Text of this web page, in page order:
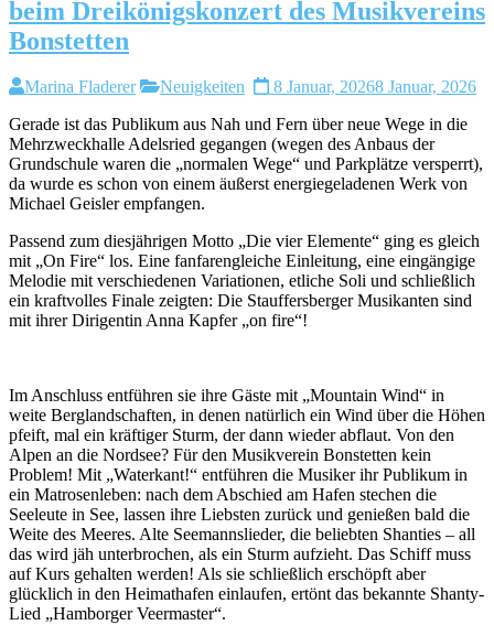
beim Dreikönigskonzert des Musikvereins
Bonstetten
Marina Fladerer Neuigkeiten 8 Januar, 20268 Januar, 2026
Gerade ist das Publikum aus Nah und Fern über neue Wege in die
Mehrzweckhalle Adelsried gegangen (wegen des Anbaus der
Grundschule waren die „normalen Wege“ und Parkplätze versperrt),
da wurde es schon von einem äußerst energiegeladenen Werk von
Michael Geisler empfangen.
Passend zum diesjährigen Motto „Die vier Elemente“ ging es gleich
mit „On Fire“ los. Eine fanfarengleiche Einleitung, eine eingängige
Melodie mit verschiedenen Variationen, etliche Soli und schließlich
ein kraftvolles Finale zeigten: Die Stauffersberger Musikanten sind
mit ihrer Dirigentin Anna Kapfer „on fire“!
Im Anschluss entführen sie ihre Gäste mit „Mountain Wind“ in
weite Berglandschaften, in denen natürlich ein Wind über die Höhen
pfeift, mal ein kräftiger Sturm, der dann wieder abflaut. Von den
Alpen an die Nordsee? Für den Musikverein Bonstetten kein
Problem! Mit „Waterkant!“ entführen die Musiker ihr Publikum in
ein Matrosenleben: nach dem Abschied am Hafen stechen die
Seeleute in See, lassen ihre Liebsten zurück und genießen bald die
Weite des Meeres. Alte Seemannslieder, die beliebten Shanties – all
das wird jäh unterbrochen, als ein Sturm aufzieht. Das Schiff muss
auf Kurs gehalten werden! Als sie schließlich erschöpft aber
glücklich in den Heimathafen einlaufen, ertönt das bekannte Shanty-
Lied „Hamborger Veermaster“.